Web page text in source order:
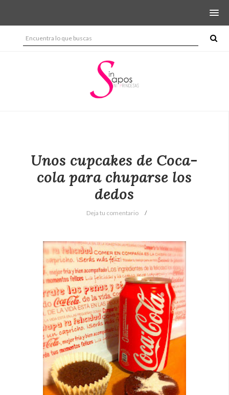
Unos cupcakes de Coca-
cola para chuparse los
dedos
Deja tu comentario